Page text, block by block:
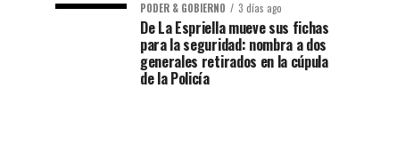
PODER & GOBIERNO 3 días ago
De La Espriella mueve sus fichas
para la seguridad: nombra a dos
generales retirados en la cúpula
de la Policía